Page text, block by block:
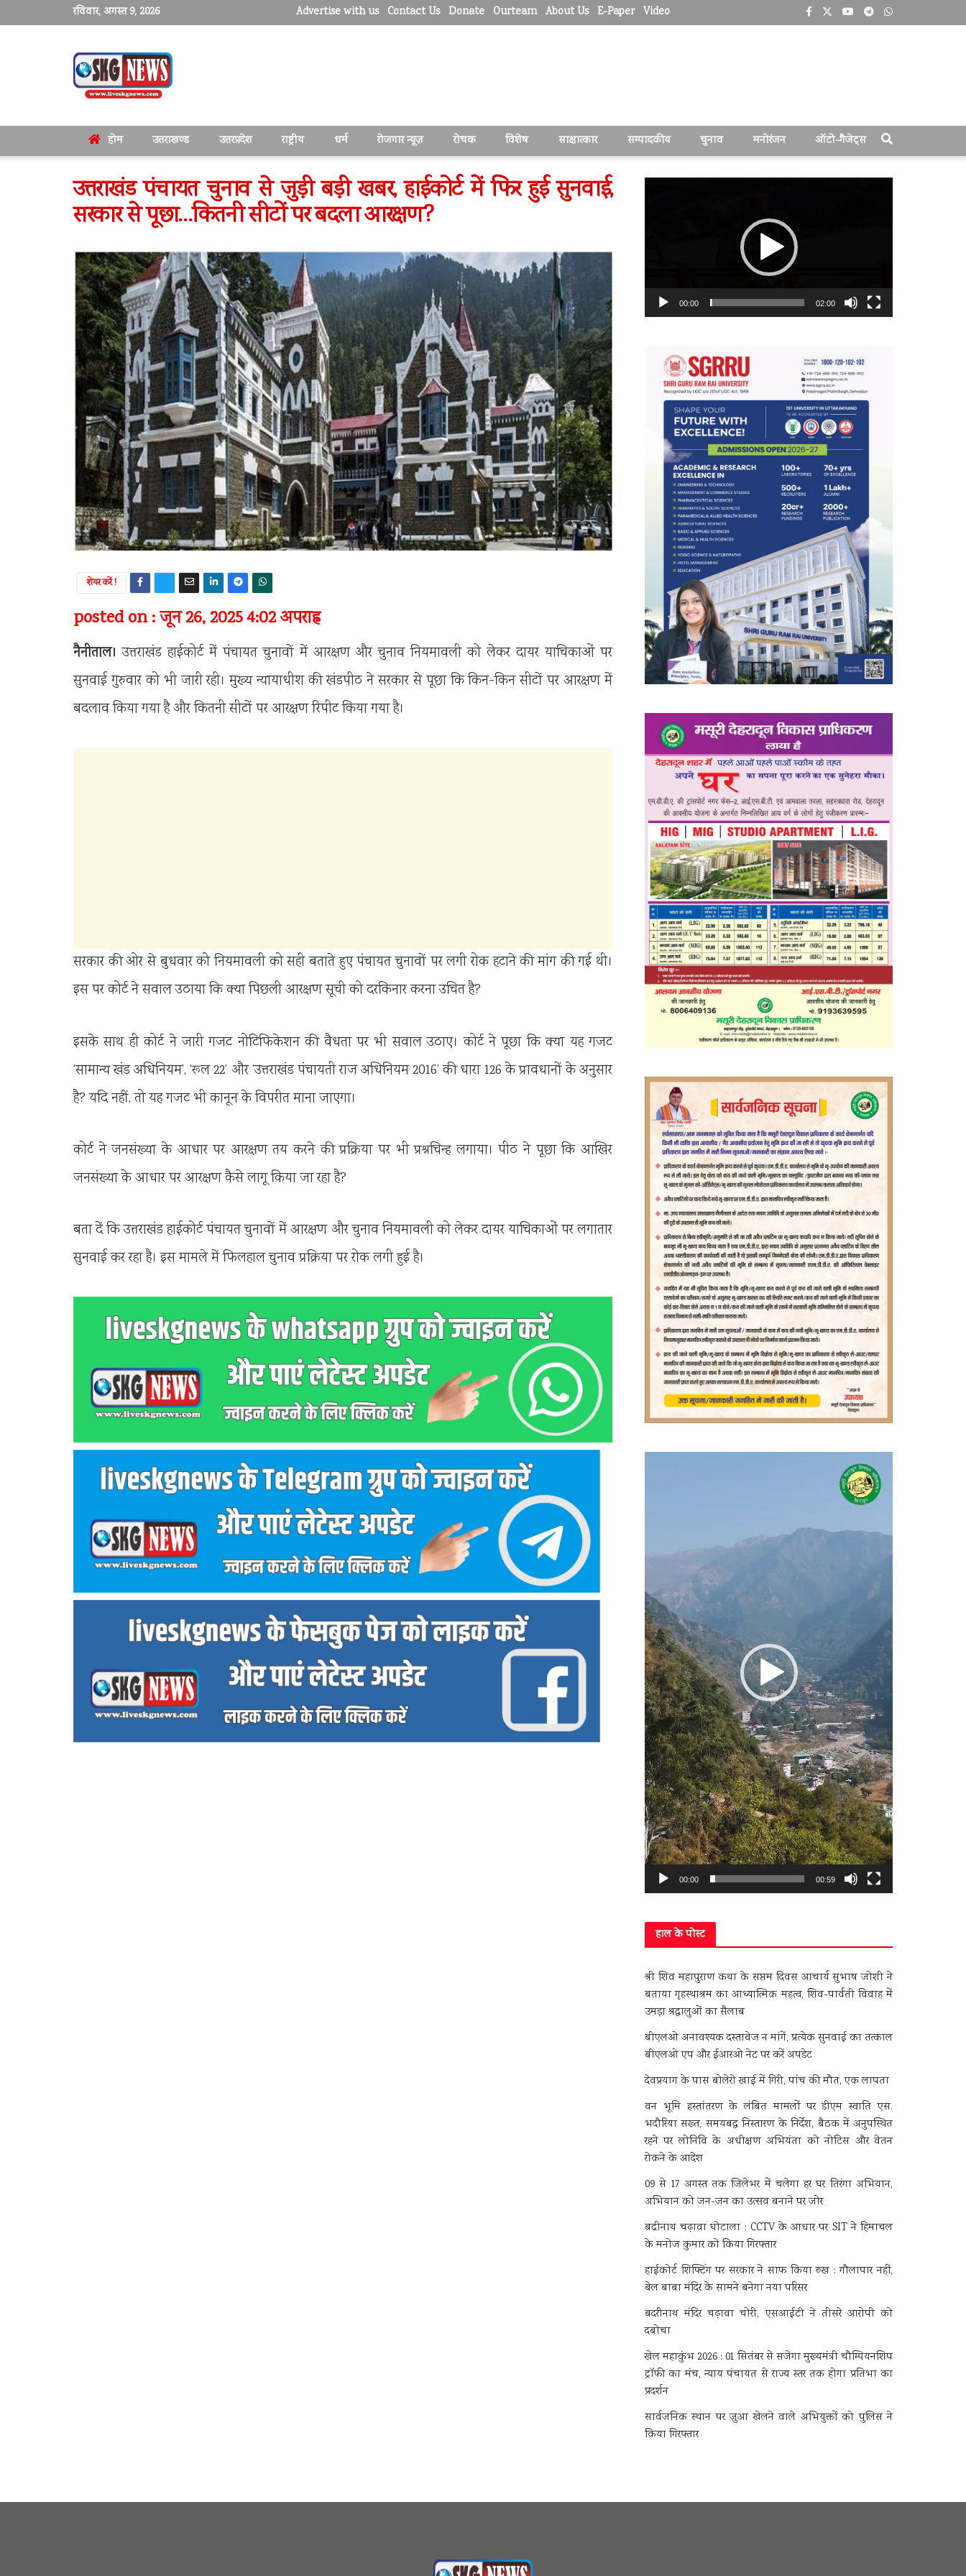
रविवार, अगस्त 9, 2026 Advertise with us Contact Us Donate Ourteam About Us E-Paper Video
होम उत्तराखण्ड उत्तरप्रदेश राष्ट्रीय धर्म रोजगार न्यूज़ रोचक विशेष साक्षात्कार सम्पादकीय चुनाव मनोरंजन ऑटो-गैजेट्स
उत्तराखंड पंचायत चुनाव से जुड़ी बड़ी खबर, हाईकोर्ट में फिर हुई सुनवाई,
सरकार से पूछा…कितनी सीटों पर बदला आरक्षण?
शेयर करें !
posted on : जून 26, 2025 4:02 अपराह्न
नैनीताल। उत्तराखंड हाईकोर्ट में पंचायत चुनावों में आरक्षण और चुनाव नियमावली को लेकर दायर याचिकाओं पर
सुनवाई गुरुवार को भी जारी रही। मुख्य न्यायाधीश की खंडपीठ ने सरकार से पूछा कि किन-किन सीटों पर आरक्षण में
बदलाव किया गया है और कितनी सीटों पर आरक्षण रिपीट किया गया है।
सरकार की ओर से बुधवार को नियमावली को सही बताते हुए पंचायत चुनावों पर लगी रोक हटाने की मांग की गई थी।
इस पर कोर्ट ने सवाल उठाया कि क्या पिछली आरक्षण सूची को दरकिनार करना उचित है?
इसके साथ ही कोर्ट ने जारी गजट नोटिफिकेशन की वैधता पर भी सवाल उठाए। कोर्ट ने पूछा कि क्या यह गजट
‘सामान्य खंड अधिनियम’, ‘रूल 22’ और ‘उत्तराखंड पंचायती राज अधिनियम 2016’ की धारा 126 के प्रावधानों के अनुसार
है? यदि नहीं, तो यह गजट भी कानून के विपरीत माना जाएगा।
कोर्ट ने जनसंख्या के आधार पर आरक्षण तय करने की प्रक्रिया पर भी प्रश्नचिन्ह लगाया। पीठ ने पूछा कि आखिर
जनसंख्या के आधार पर आरक्षण कैसे लागू किया जा रहा है?
बता दें कि उत्तराखंड हाईकोर्ट पंचायत चुनावों में आरक्षण और चुनाव नियमावली को लेकर दायर याचिकाओं पर लगातार
सुनवाई कर रहा है। इस मामले में फिलहाल चुनाव प्रक्रिया पर रोक लगी हुई है।
00:00 02:00
00:00 00:59
हाल के पोस्ट
श्री शिव महापुराण कथा के सप्तम दिवस आचार्य सुभाष जोशी ने
बताया गृहस्थाश्रम का आध्यात्मिक महत्व, शिव-पार्वती विवाह में
उमड़ा श्रद्धालुओं का सैलाब
बीएलओ अनावश्यक दस्तावेज न मांगें, प्रत्येक सुनवाई का तत्काल
बीएलओ एप और ईआरओ नेट पर करें अपडेट
देवप्रयाग के पास बोलेरो खाई में गिरी, पांच की मौत, एक लापता
वन भूमि हस्तांतरण के लंबित मामलों पर डीएम स्वाति एस.
भदौरिया सख्त, समयबद्ध निस्तारण के निर्देश, बैठक में अनुपस्थित
रहने पर लोनिवि के अधीक्षण अभियंता को नोटिस और वेतन
रोकने के आदेश
09 से 17 अगस्त तक जिलेभर में चलेगा हर घर तिरंगा अभियान,
अभियान को जन-जन का उत्सव बनाने पर जोर
बद्रीनाथ चढ़ावा घोटाला : CCTV के आधार पर SIT ने हिमाचल
के मनोज कुमार को किया गिरफ्तार
हाईकोर्ट शिफ्टिंग पर सरकार ने साफ किया रुख : गौलापार नहीं,
बेल बाबा मंदिर के सामने बनेगा नया परिसर
बदरीनाथ मंदिर चढ़ावा चोरी, एसआईटी ने तीसरे आरोपी को
दबोचा
खेल महाकुंभ 2026 : 01 सितंबर से सजेगा मुख्यमंत्री चौम्पियनशिप
ट्रॉफी का मंच, न्याय पंचायत से राज्य स्तर तक होगा प्रतिभा का
प्रदर्शन
सार्वजनिक स्थान पर जुआ खेलने वाले अभियुक्तों को पुलिस ने
किया गिरफ्तार